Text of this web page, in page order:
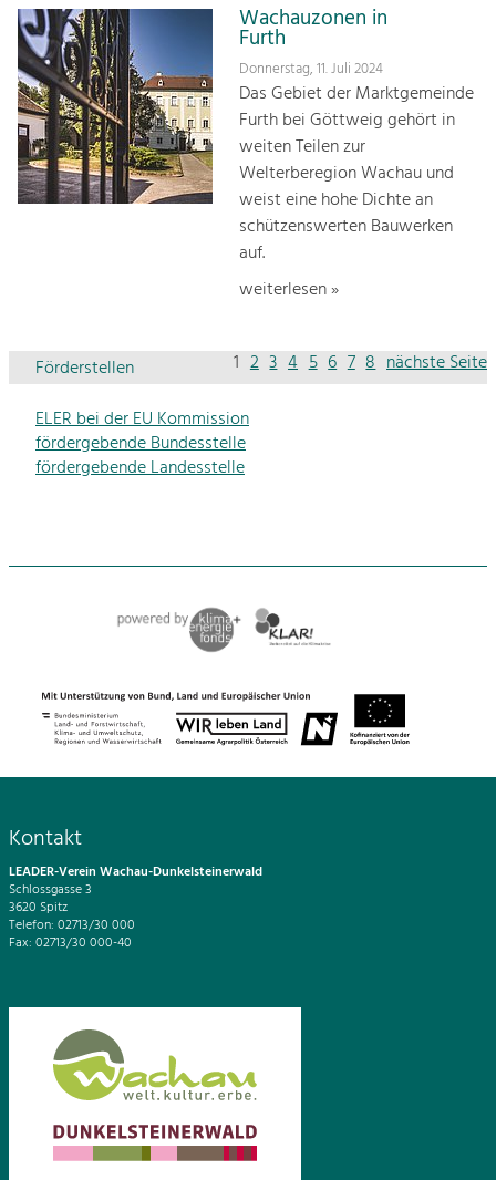
Wachauzonen in
Furth
Donnerstag, 11. Juli 2024
Das Gebiet der Marktgemeinde
Furth bei Göttweig gehört in
weiten Teilen zur
Welterberegion Wachau und
weist eine hohe Dichte an
schützenswerten Bauwerken
auf.
weiterlesen »
1 2 3 4 5 6 7 8 nächste Seite
Förderstellen
ELER bei der EU Kommission
fördergebende Bundesstelle
fördergebende Landesstelle
Kontakt
LEADER-Verein Wachau-Dunkelsteinerwald
Schlossgasse 3
3620 Spitz
Telefon: 02713/30 000
Fax: 02713/30 000-40